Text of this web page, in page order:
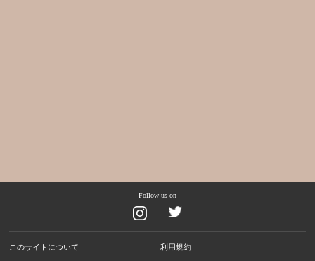
Follow us on
このサイトについて 利用規約